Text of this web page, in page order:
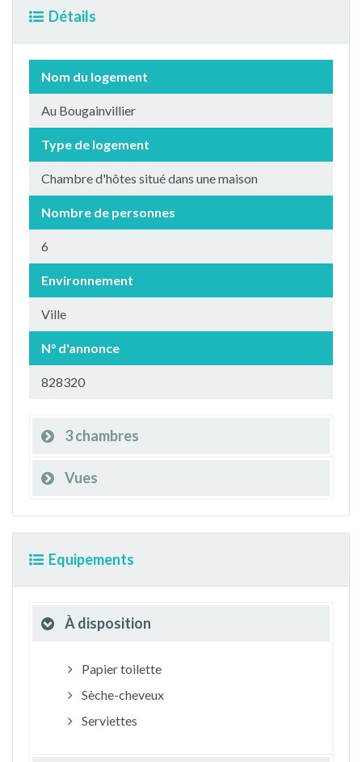
Détails
Nom du logement
Au Bougainvillier
Type de logement
Chambre d'hôtes situé dans une maison
Nombre de personnes
6
Environnement
Ville
N° d'annonce
828320
3 chambres
Vues
Equipements
À disposition
Papier toilette
Sèche-cheveux
Serviettes